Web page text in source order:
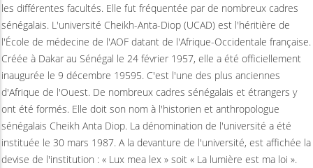
les différentes facultés. Elle fut fréquentée par de nombreux cadres
sénégalais. L'université Cheikh-Anta-Diop (UCAD) est l'héritière de
l'École de médecine de l'AOF datant de l'Afrique-Occidentale française.
Créée à Dakar au Sénégal le 24 février 1957, elle a été officiellement
inaugurée le 9 décembre 19595. C'est l'une des plus anciennes
d'Afrique de l'Ouest. De nombreux cadres sénégalais et étrangers y
ont été formés. Elle doit son nom à l'historien et anthropologue
sénégalais Cheikh Anta Diop. La dénomination de l'université a été
instituée le 30 mars 1987. A la devanture de l'université, est affichée la
devise de l'institution : « Lux mea lex » soit « La lumière est ma loi ».